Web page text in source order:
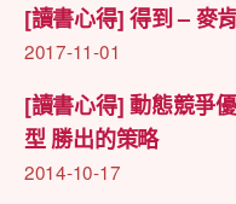
[讀書心得] 得到 – 麥
2017-11-01
[讀書心得] 動態競爭
型 勝出的策略
2014-10-17